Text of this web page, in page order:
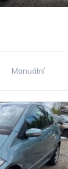
Manuální